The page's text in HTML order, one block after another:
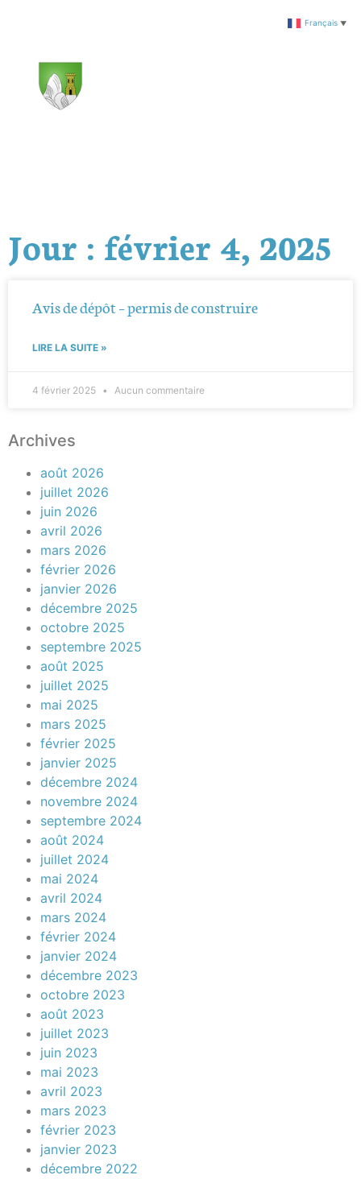
Jour : février 4, 2025
Avis de dépôt – permis de construire
LIRE LA SUITE »
4 février 2025 Aucun commentaire
Archives
août 2026
juillet 2026
juin 2026
avril 2026
mars 2026
février 2026
janvier 2026
décembre 2025
octobre 2025
septembre 2025
août 2025
juillet 2025
mai 2025
mars 2025
février 2025
janvier 2025
décembre 2024
novembre 2024
septembre 2024
août 2024
juillet 2024
mai 2024
avril 2024
mars 2024
février 2024
janvier 2024
décembre 2023
octobre 2023
août 2023
juillet 2023
juin 2023
mai 2023
avril 2023
mars 2023
février 2023
janvier 2023
décembre 2022
Français ▼